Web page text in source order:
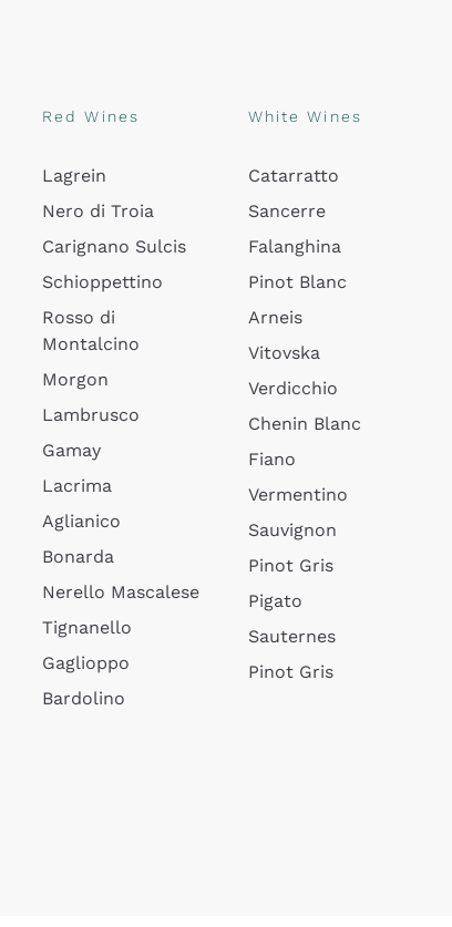
Red Wines
Lagrein
Nero di Troia
Carignano Sulcis
Schioppettino
Rosso di
Montalcino
Morgon
Lambrusco
Gamay
Lacrima
Aglianico
Bonarda
Nerello Mascalese
Tignanello
Gaglioppo
Bardolino
White Wines
Catarratto
Sancerre
Falanghina
Pinot Blanc
Arneis
Vitovska
Verdicchio
Chenin Blanc
Fiano
Vermentino
Sauvignon
Pinot Gris
Pigato
Sauternes
Pinot Gris